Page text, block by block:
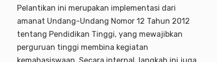
Pelantikan ini merupakan implementasi dari
amanat Undang-Undang Nomor 12 Tahun 2012
tentang Pendidikan Tinggi, yang mewajibkan
perguruan tinggi membina kegiatan